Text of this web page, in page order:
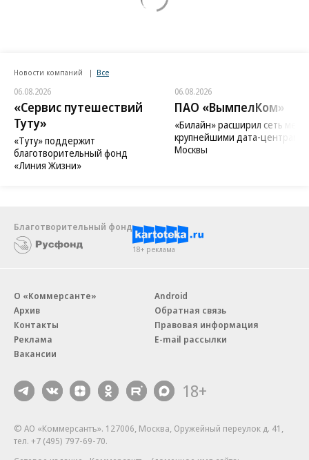
Новости компаний Все
06.08.2026
«Сервис путешествий
Туту»
«Туту» поддержит
благотворительный фонд
«Линия Жизни»
06.08.2026
ПАО «ВымпелКом»
«Билайн» расширил сеть
крупнейшими дата-центрами
Москвы
Благотворительный фонд
18+ реклама
О «Коммерсанте»
Архив
Контакты
Реклама
Вакансии
Android
Обратная связь
Правовая информация
E-mail рассылки
18+
© АО «Коммерсантъ». 127006, Москва, Оружейный переулок д. 41,
тел. +7 (495) 797-69-70.